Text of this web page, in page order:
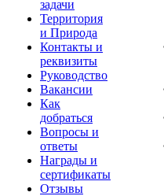
задачи
Территория
и Природа
Контакты и
реквизиты
Руководство
Вакансии
Как
добраться
Вопросы и
ответы
Награды и
сертификаты
Отзывы